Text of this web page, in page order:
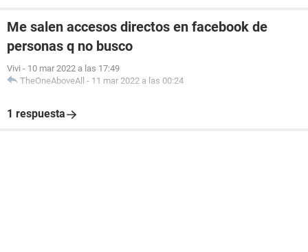
Me salen accesos directos en facebook de
personas q no busco
Vivi - 10 mar 2022 a las 17:49
TheOneAboveAll - 11 mar 2022 a las 00:24
1 respuesta